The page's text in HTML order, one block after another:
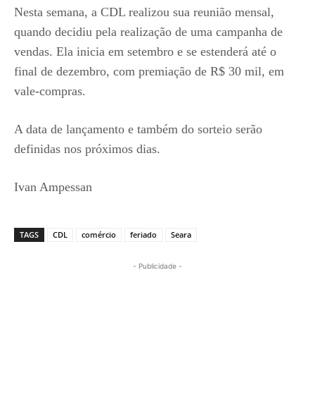
Nesta semana, a CDL realizou sua reunião mensal,
quando decidiu pela realização de uma campanha de
vendas. Ela inicia em setembro e se estenderá até o
final de dezembro, com premiação de R$ 30 mil, em
vale-compras.
A data de lançamento e também do sorteio serão
definidas nos próximos dias.
Ivan Ampessan
TAGS CDL comércio feriado Seara
- Publicidade -